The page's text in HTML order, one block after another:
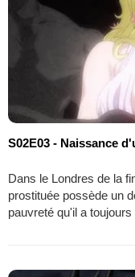
S02E03 - Naissance
Dans le Londres de la
prostituée possède un
pauvreté qu'il a toujours